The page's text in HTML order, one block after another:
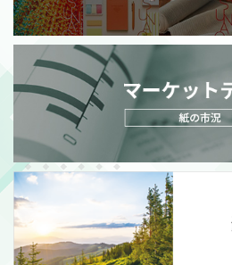
MORE